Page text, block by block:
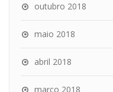
outubro 2018
maio 2018
abril 2018
março 2018